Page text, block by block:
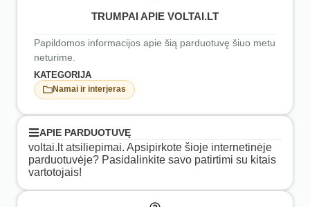
TRUMPAI APIE VOLTAI.LT
Papildomos informacijos apie šią parduotuvę šiuo metu
neturime.
KATEGORIJA
Namai ir interjeras
APIE PARDUOTUVĘ
voltai.lt atsiliepimai. Apsipirkote šioje internetinėje
parduotuvėje? Pasidalinkite savo patirtimi su kitais
vartotojais!